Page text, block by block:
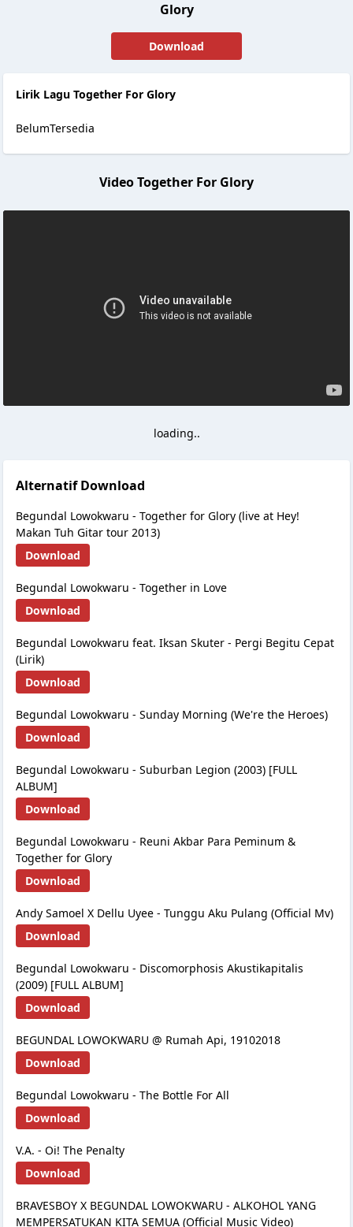
Glory
Download
Lirik Lagu Together For Glory
BelumTersedia
Video Together For Glory
loading..
Alternatif Download
Begundal Lowokwaru - Together for Glory (live at Hey!
Makan Tuh Gitar tour 2013)
Download
Begundal Lowokwaru - Together in Love
Download
Begundal Lowokwaru feat. Iksan Skuter - Pergi Begitu Cepat
(Lirik)
Download
Begundal Lowokwaru - Sunday Morning (We're the Heroes)
Download
Begundal Lowokwaru - Suburban Legion (2003) [FULL
ALBUM]
Download
Begundal Lowokwaru - Reuni Akbar Para Peminum &
Together for Glory
Download
Andy Samoel X Dellu Uyee - Tunggu Aku Pulang (Official Mv)
Download
Begundal Lowokwaru - Discomorphosis Akustikapitalis
(2009) [FULL ALBUM]
Download
BEGUNDAL LOWOKWARU @ Rumah Api, 19102018
Download
Begundal Lowokwaru - The Bottle For All
Download
V.A. - Oi! The Penalty
Download
BRAVESBOY X BEGUNDAL LOWOKWARU - ALKOHOL YANG
MEMPERSATUKAN KITA SEMUA (Official Music Video)